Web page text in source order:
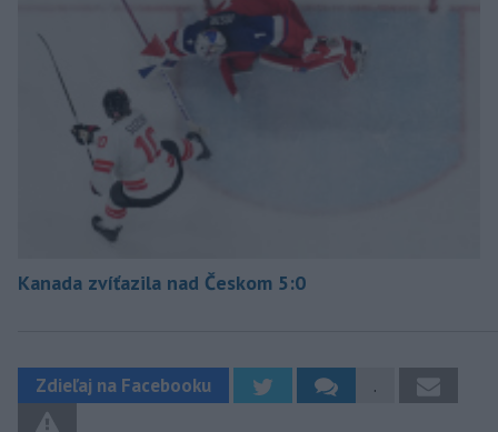
Kanada zvíťazila nad Českom 5:0
Zdieľaj na Facebooku .